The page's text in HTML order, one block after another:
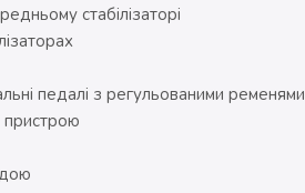
стабілізаторі
педалі з регульованими ременями
пристрою